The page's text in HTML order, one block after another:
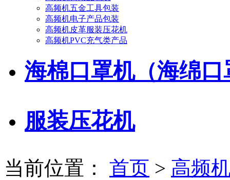
高频机五金工具包装
高频机电子产品包装
高频机皮革服装压花机
高频机PVC充气类产品
海棉口罩机（海绵口
服装压花机
当前位置： 首页 > 高频